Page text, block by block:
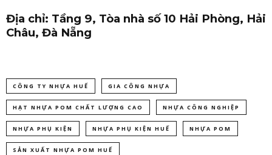
Địa chỉ: Tầng 9, Tòa nhà số 10 Hải Phòng, Hải
Châu, Đà Nẵng
CÔNG TY NHỰA HUẾ GIA CÔNG NHỰA
HẠT NHỰA POM CHẤT LƯỢNG CAO NHỰA CÔNG NGHIỆP
NHỰA PHỤ KIỆN NHỰA PHỤ KIỆN HUẾ NHỰA POM
SẢN XUẤT NHỰA POM HUẾ